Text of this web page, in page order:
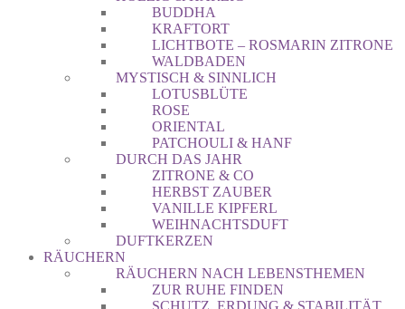
BUDDHA
KRAFTORT
LICHTBOTE – ROSMARIN ZITRONE
WALDBADEN
MYSTISCH & SINNLICH
LOTUSBLÜTE
ROSE
ORIENTAL
PATCHOULI & HANF
DURCH DAS JAHR
ZITRONE & CO
HERBST ZAUBER
VANILLE KIPFERL
WEIHNACHTSDUFT
DUFTKERZEN
RÄUCHERN
RÄUCHERN NACH LEBENSTHEMEN
ZUR RUHE FINDEN
SCHUTZ, ERDUNG & STABILITÄT